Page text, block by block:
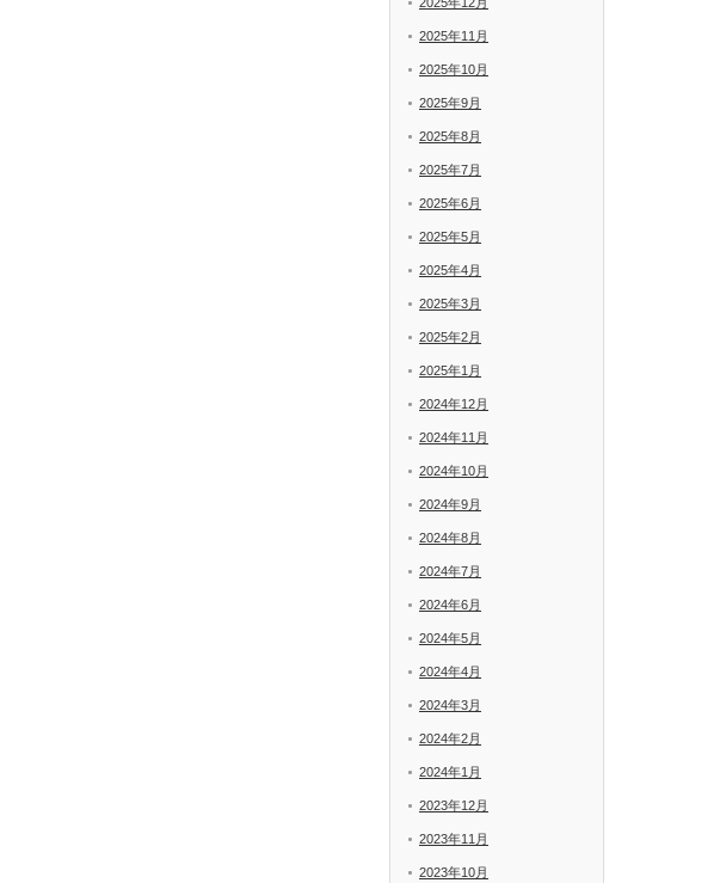
2025年11月
2025年10月
2025年9月
2025年8月
2025年7月
2025年6月
2025年5月
2025年4月
2025年3月
2025年2月
2025年1月
2024年12月
2024年11月
2024年10月
2024年9月
2024年8月
2024年7月
2024年6月
2024年5月
2024年4月
2024年3月
2024年2月
2024年1月
2023年12月
2023年11月
2023年10月